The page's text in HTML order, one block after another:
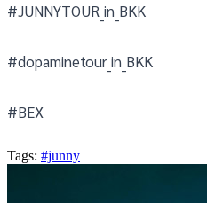
#JUNNYTOUR_in_BKK
#dopaminetour_in_BKK
#BEX
Tags: #junny